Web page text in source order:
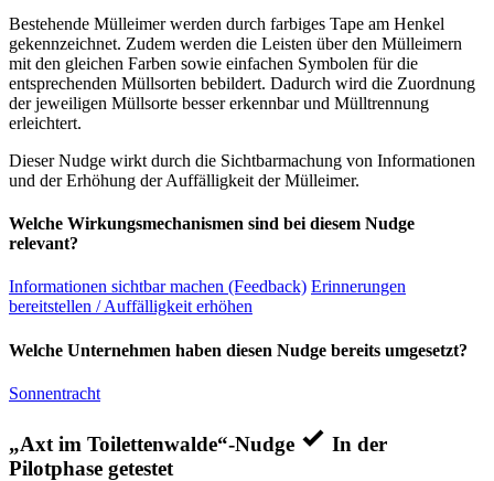
Bestehende Mülleimer werden durch farbiges Tape am Henkel
gekennzeichnet. Zudem werden die Leisten über den Mülleimern
mit den gleichen Farben sowie einfachen Symbolen für die
entsprechenden Müllsorten bebildert. Dadurch wird die Zuordnung
der jeweiligen Müllsorte besser erkennbar und Mülltrennung
erleichtert.
Dieser Nudge wirkt durch die Sichtbarmachung von Informationen
und der Erhöhung der Auffälligkeit der Mülleimer.
Welche Wirkungsmechanismen sind bei diesem Nudge
relevant?
Informationen sichtbar machen (Feedback) Erinnerungen
bereitstellen / Auffälligkeit erhöhen
Welche Unternehmen haben diesen Nudge bereits umgesetzt?
Sonnentracht
„Axt im Toilettenwalde“-Nudge
In der
Pilotphase getestet